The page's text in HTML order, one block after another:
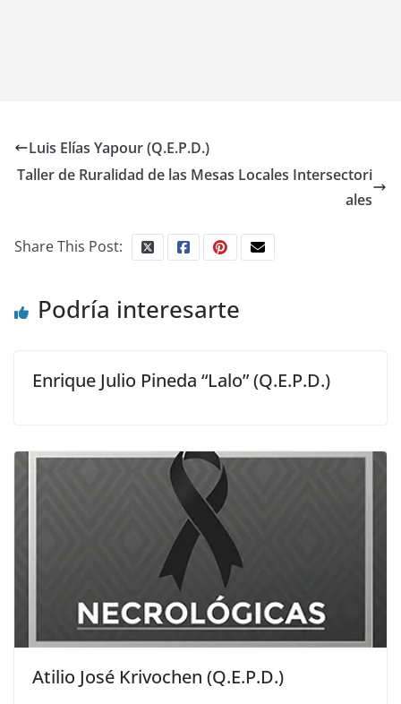
Luis Elías Yapour (Q.E.P.D.)
Taller de Ruralidad de las Mesas Locales Intersectori
ales
Share This Post:
Podría interesarte
Enrique Julio Pineda “Lalo” (Q.E.P.D.)
Atilio José Krivochen (Q.E.P.D.)